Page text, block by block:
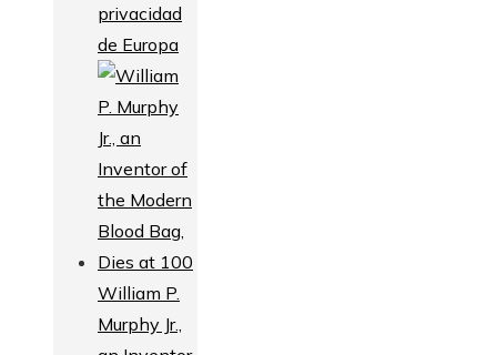
privacidad
de Europa
William P.
Murphy Jr.,